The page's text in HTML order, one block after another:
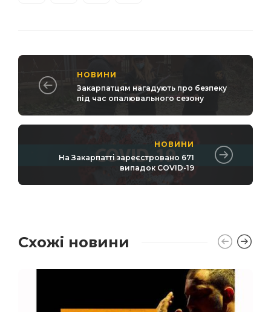
НОВИНИ
Закарпатцям нагадують про безпеку
під час опалювального сезону
НОВИНИ
На Закарпатті зареєстровано 671
випадок COVID-19
Схожі новини